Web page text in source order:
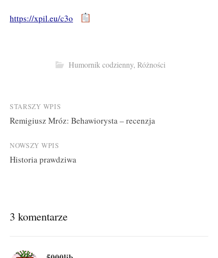
https://xpil.eu/c3o
Humornik codzienny, Różności
Post
navigation
STARSZY WPIS
Remigiusz Mróz: Behawiorysta – recenzja
NOWSZY WPIS
Historia prawdziwa
3 komentarze